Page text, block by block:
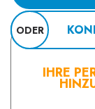
ODER
IHRE